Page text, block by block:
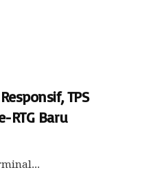
TPS
RTG Baru